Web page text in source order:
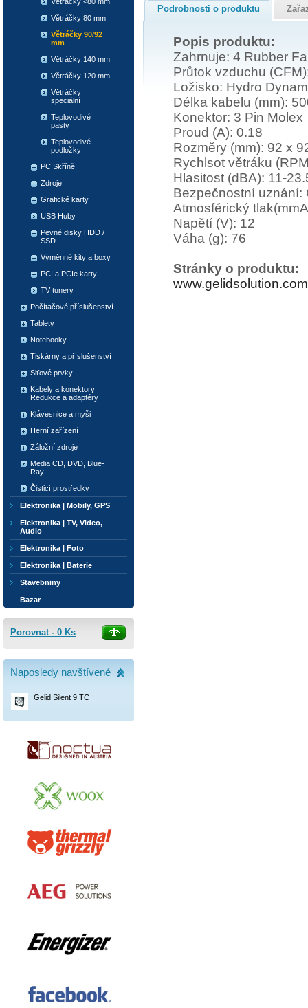
Podrobnosti o produktu
Popis produktu:
Zahrnuje: 4 Rubber
Průtok vzduchu
Ložisko: Hydro
Délka kabelu (mm):
Konektor: 3 Pin Molex
Proud (A): 0.18
Rozměry (mm): 92 x
Rychlsot větráku
Hlasitost (dBA): 11-
Bezpečnostní uznání:
Atmosférický
Napětí (V): 12
Váha (g): 76
Stránky o produktu:
www.gelidsolution.com
Větráčky 80 mm
Větráčky 90/92
mm
Větráčky 140 mm
Větráčky 120 mm
Větráčky
speciální
Teplovodivé
pasty
Teplovodivé
podložky
PC Skříně
Zdroje
Grafické karty
USB Huby
Pevné disky HDD /
SSD
Výměnné kity a boxy
PCI a PCIe karty
TV tunery
Počítačové příslušenství
Tablety
Notebooky
Tiskárny a příslušenství
Siťové prvky
Kabely a konektory |
Redukce a adaptéry
Klávesnice a myši
Herní zařízení
Záložní zdroje
Media CD, DVD, Blue-
Ray
Čisticí prostředky
Elektronika | Mobily, GPS
Elektronika | TV, Video,
Audio
Elektronika | Foto
Elektronika | Baterie
Stavebniny
Bazar
Porovnat - 0 Ks
Naposledy navštívené
Gelid Silent 9 TC